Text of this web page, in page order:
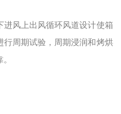
进风上出风循环风道设计使箱
行周期试验，周期浸润和烤烘